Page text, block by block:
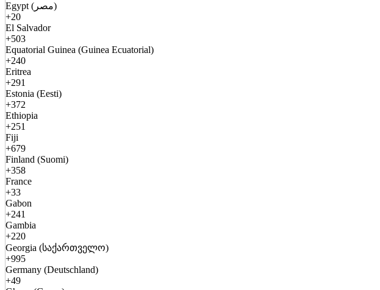
Egypt (مصر)
+20
El Salvador
+503
Equatorial Guinea (Guinea Ecuatorial)
+240
Eritrea
+291
Estonia (Eesti)
+372
Ethiopia
+251
Fiji
+679
Finland (Suomi)
+358
France
+33
Gabon
+241
Gambia
+220
Georgia (საქართველო)
+995
Germany (Deutschland)
+49